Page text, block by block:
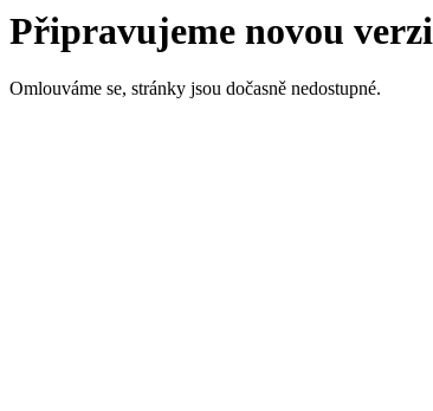
Připravujeme novou verzi
Omlouváme se, stránky jsou dočasně nedostupné.